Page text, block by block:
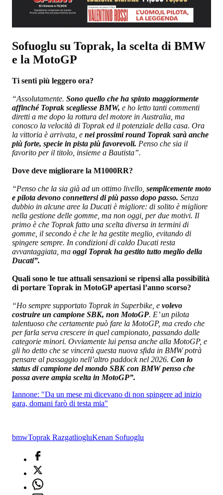
Sofuoglu su Toprak, la scelta di BMW
e la MotoGP
Ti senti più leggero ora?
“Assolutamente. Sono quello che ha spinto maggiormente
affinché Toprak scegliesse BMW, e ho letto tanti commenti
diretti a me dopo la rottura del motore in Australia, ma
conosco la velocità di Toprak ed il potenziale della casa. Ora
la vittoria è arrivata, e nei prossimi round Toprak sarà anche
più forte, specie in pista più favorevoli. Penso che sia il
favorito per il titolo, insieme a Bautista”.
Dove deve migliorare la M1000RR?
“Penso che la sia già ad un ottimo livello, semplicemente moto
e pilota devono connettersi di più passo dopo passo. Senza
dubbio in alcune aree la Ducati è migliore: di solito è migliore
nella gestione delle gomme, ma non oggi, per due motivi. Il
primo è che Toprak fatto una scelta diversa in termini di
gomme, il secondo è che le ha gestite meglio, evitando di
spingere sempre. In condizioni di caldo Ducati resta
avvantaggiata, ma oggi Toprak ha gestito tutto meglio della
Ducati”.
Quali sono le tue attuali sensazioni se ripensi alla possibilità
di portare Toprak in MotoGP apertasi l’anno scorso?
“Ho sempre supportato Toprak in Superbike, e volevo
costruire un campione SBK, non MotoGP. E’ un pilota
talentuoso che certamente può fare la MotoGP, ma credo che
per farla serva crescere in quel campionato, passando dalle
categorie minori. Ovviamente lui pensa anche alla MotoGP, e
gli ho detto che se vincerà questa nuova sfida in BMW potrà
pensare al passaggio nell’altro paddock nel 2026. Con lo
status di campione del mondo SBK con BMW penso che
possa avere ampia scelta in MotoGP”.
Iannone: "Da un mese mi dicevano di non spingere ad inizio
gara, domani farò di testa mia"
bmwToprak RazgatliogluKenan Sofuoglu